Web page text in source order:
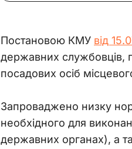
Постановою КМУ від
державних службовців,
посадових осіб
Запроваджено низку
необхідного для
державних органах), а